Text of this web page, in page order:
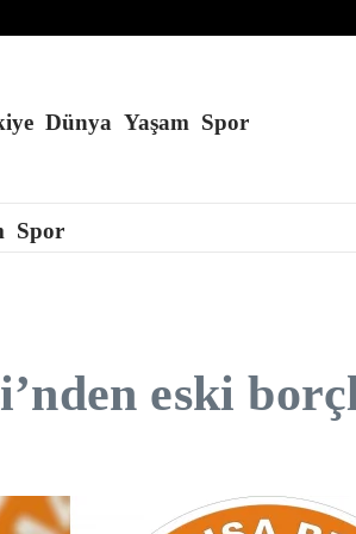
çalışmak 10 gün süreyle yasaklandı
Dünya Yaşam Spor
Spor
eski